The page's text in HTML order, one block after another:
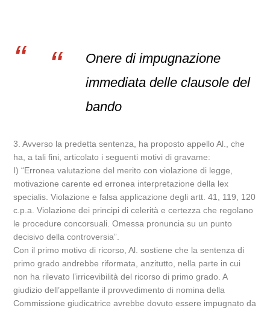
Onere di impugnazione
immediata delle clausole del
bando
3. Avverso la predetta sentenza, ha proposto appello Al., che
ha, a tali fini, articolato i seguenti motivi di gravame:
I) “Erronea valutazione del merito con violazione di legge,
motivazione carente ed erronea interpretazione della lex
specialis. Violazione e falsa applicazione degli artt. 41, 119, 120
c.p.a. Violazione dei principi di celerità e certezza che regolano
le procedure concorsuali. Omessa pronuncia su un punto
decisivo della controversia”.
Con il primo motivo di ricorso, Al. sostiene che la sentenza di
primo grado andrebbe riformata, anzitutto, nella parte in cui
non ha rilevato l’irricevibilità del ricorso di primo grado. A
giudizio dell’appellante il provvedimento di nomina della
Commissione giudicatrice avrebbe dovuto essere impugnato da